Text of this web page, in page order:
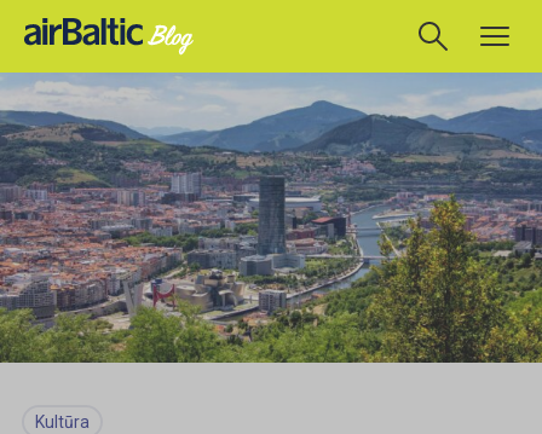
Kultūra